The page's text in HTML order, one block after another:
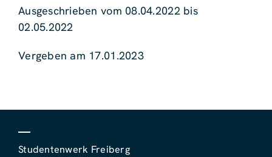
Ausgeschrieben vom 08.04.2022 bis
02.05.2022
Vergeben am 17.01.2023
Studentenwerk Freiberg